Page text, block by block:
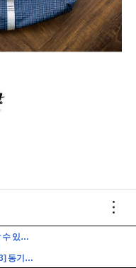
허리통증, 왜 자꾸 반복될까요? 집에서 할 수 있는 관리법과 지압법 총정리 by 상봉역안마원 편백힐링안마원
[FT ★ Special/추춘제 J리그 개막특집 2/3] 동기부여를 가득 채워라! J리그 백년구상리그